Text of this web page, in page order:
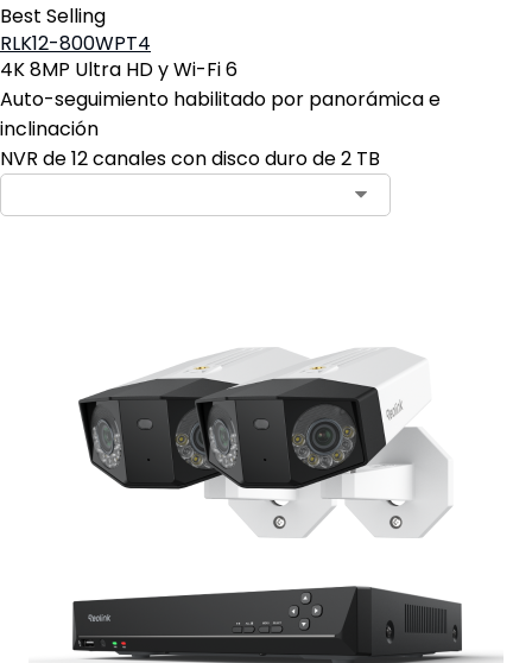
Best Selling
RLK12-800WPT4
4K 8MP Ultra HD y Wi-Fi 6
Auto-seguimiento habilitado por panorámica e
inclinación
NVR de 12 canales con disco duro de 2 TB